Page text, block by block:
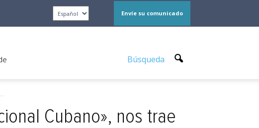
Envíe su comunicado
Búsqueda
Cubano», nos trae